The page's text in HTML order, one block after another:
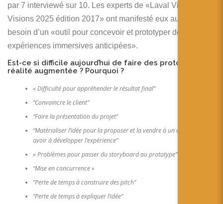
par 7 interviewé sur 10. Les experts de «Laval Virtual
Visions 2025 édition 2017» ont manifesté eux aussi le
besoin d’un «outil pour concevoir et prototyper des
expériences immersives anticipées».
Est-ce si difficile aujourd’hui de faire des prototypes en
réalité augmentée ? Pourquoi ?
« Difficulté pour appréhender le résultat final”
“Convaincre le client”
“Faire la présentation du projet”
“Matérialiser l’idée pour la proposer et la vendre à un client sans
avoir à développer l’expérience”
« Problèmes pour passer du storyboard au prototype”
“Mise en concurrence »
“Perte de temps à construire des pitch”
“Perte de temps à expliquer l’idée”